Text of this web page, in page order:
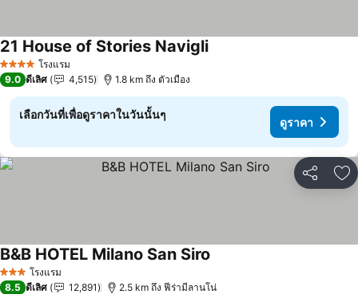
4 ดาว โรงแรม
21 House of Stories Navigliดูราคา
9.0 ดีเลิศ 4,515 1.8 km ถึง ตัวเมือง
เลือกวันที่เพื่อดูราคาในวันนั้นๆ
ดูราคา
แชร์ เ
3 ดาว โรงแรม
B&B HOTEL Milano San Siro
8.5 ดีเลิศ 12,891 2.5 km ถึง ฟีร่ามีลานโน่